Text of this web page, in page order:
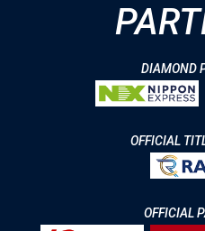
DIAMOND
OFFICIAL
OFFICIAL